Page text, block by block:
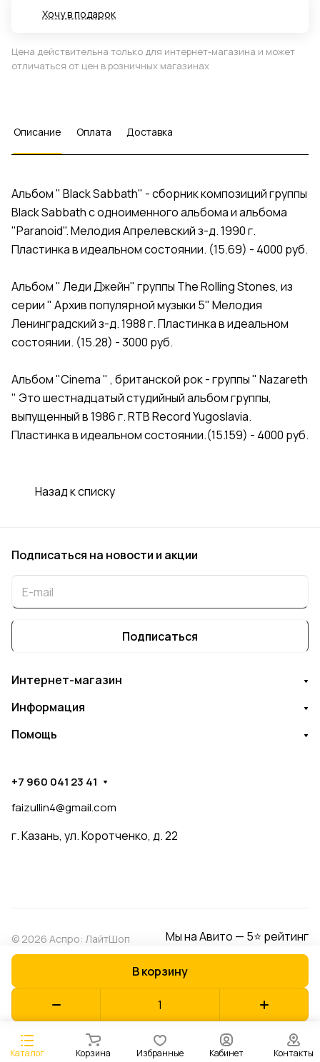
В корзину
Хочу в подарок
Цена действительна только для интернет-магазина и может
отличаться от цен в розничных магазинах
Описание Оплата Доставка
Альбом " Black Sabbath" - сборник композиций группы
Black Sabbath с одноименного альбома и альбома
"Paranoid". Мелодия Апрелевский з-д. 1990 г.
Пластинка в идеальном состоянии. (15.69) - 4000 руб.
Альбом " Леди Джейн" группы The Rolling Stones, из
серии " Архив популярной музыки 5" Мелодия
Ленинградский з-д. 1988 г. Пластинка в идеальном
состоянии. (15.28) - 3000 руб.
Альбом "Cinema " , британской рок - группы " Nazareth
" Это шестнадцатый студийный альбом группы,
выпущенный в 1986 г. RTB Record Yugoslavia.
Пластинка в идеальном состоянии.(15.159) - 4000 руб.
Назад к списку
Каталог Корзина Избранные Кабинет Контакты
Подписаться на новости и акции
Подписаться
Интернет-магазин
Информация
Помощь
+7 960 041 23 41
faizullin4@gmail.com
г. Казань, ул. Коротченко, д. 22
© 2026 Аспро: ЛайтШоп Мы на Авито — 5⭐ рейтинг
Оферта
Разработано в